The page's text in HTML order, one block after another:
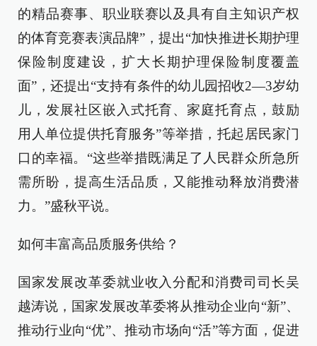
的精品赛事、职业联赛以及具有自主知识产权
的体育竞赛表演品牌”，提出“加快推进长期护理
保险制度建设，扩大长期护理保险制度覆盖
面”，还提出“支持有条件的幼儿园招收2—3岁幼
儿，发展社区嵌入式托育、家庭托育点，鼓励
用人单位提供托育服务”等举措，托起居民家门
口的幸福。“这些举措既满足了人民群众所急所
需所盼，提高生活品质，又能推动释放消费潜
力。”盛秋平说。
如何丰富高品质服务供给？
国家发展改革委就业收入分配和消费司司长吴
越涛说，国家发展改革委将从推动企业向“新”、
推动行业向“优”、推动市场向“活”等方面，促进